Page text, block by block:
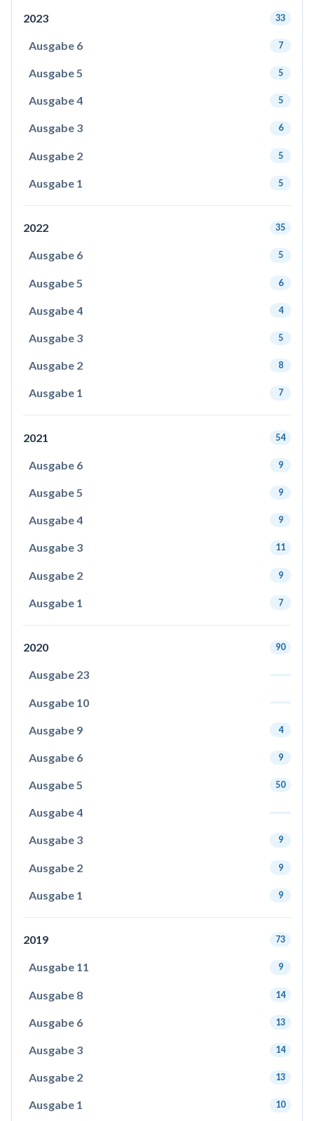
2023 33
Ausgabe 6 7
Ausgabe 5 5
Ausgabe 4 5
Ausgabe 3 6
Ausgabe 2 5
Ausgabe 1 5
2022 35
Ausgabe 6 5
Ausgabe 5 6
Ausgabe 4 4
Ausgabe 3 5
Ausgabe 2 8
Ausgabe 1 7
2021 54
Ausgabe 6 9
Ausgabe 5 9
Ausgabe 4 9
Ausgabe 3 11
Ausgabe 2 9
Ausgabe 1 7
2020 90
Ausgabe 23
Ausgabe 10
Ausgabe 9 4
Ausgabe 6 9
Ausgabe 5 50
Ausgabe 4
Ausgabe 3 9
Ausgabe 2 9
Ausgabe 1 9
2019 73
Ausgabe 11 9
Ausgabe 8 14
Ausgabe 6 13
Ausgabe 3 14
Ausgabe 2 13
Ausgabe 1 10